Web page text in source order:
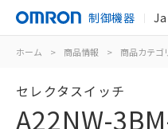
制御機器
ホーム > 商品情報 > 商品カテゴ
セレクタスイッチ
A22NW-